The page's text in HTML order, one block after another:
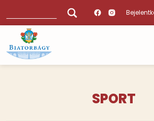
tartalomra
SPORT